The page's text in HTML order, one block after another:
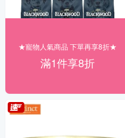
★寵物人氣商品 下單再享8折★
滿1件享8折